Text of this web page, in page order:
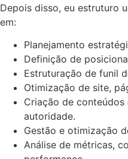
Depois disso, eu estruturo
em:
Planejamento
Definição de
Estruturação de funil
Otimização de site,
Criação de
autoridade.
Gestão e otimização
Análise de métricas,